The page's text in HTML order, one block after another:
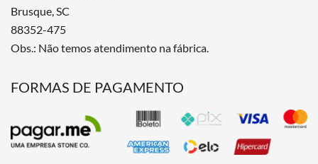
Brusque, SC
88352-475
Obs.: Não temos atendimento na fábrica.
FORMAS DE PAGAMENTO